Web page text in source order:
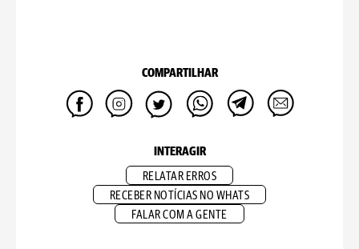
COMPARTILHAR
INTERAGIR
RELATAR ERROS
RECEBER NOTÍCIAS NO WHATS
FALAR COM A GENTE